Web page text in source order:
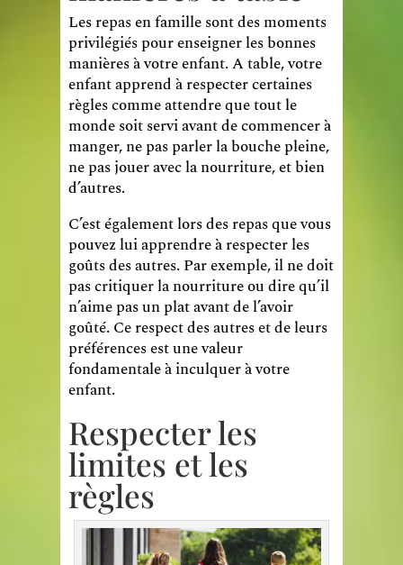
Les repas en famille sont des moments
privilégiés pour enseigner les bonnes
manières à votre enfant. A table, votre
enfant apprend à respecter certaines
règles comme attendre que tout le
monde soit servi avant de commencer à
manger, ne pas parler la bouche pleine,
ne pas jouer avec la nourriture, et bien
d’autres.
C’est également lors des repas que vous
pouvez lui apprendre à respecter les
goûts des autres. Par exemple, il ne doit
pas critiquer la nourriture ou dire qu’il
n’aime pas un plat avant de l’avoir
goûté. Ce respect des autres et de leurs
préférences est une valeur
fondamentale à inculquer à votre
enfant.
Respecter les
limites et les
règles